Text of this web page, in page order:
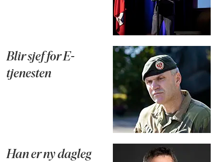
Blir sjef for E-
tjenesten
Han er ny dagleg